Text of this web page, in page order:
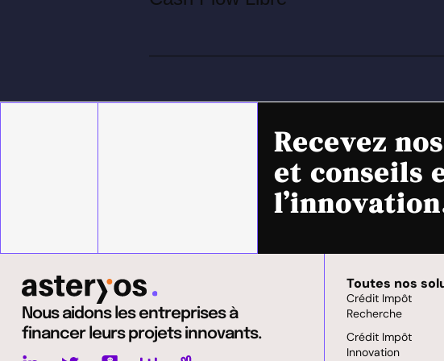
Recevez
et conseils
Nous aidons les entreprises à
financer leurs projets innovants.
Toutes nos
Crédit Impôt
Recherche
Crédit Impôt
Innovation